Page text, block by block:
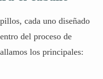
cada uno diseñado
del proceso de
los principales: